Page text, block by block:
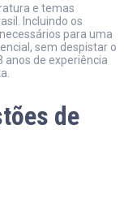
e temas
Incluindo os
para uma
sem despistar o
anos de experiência
de